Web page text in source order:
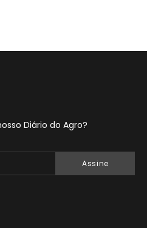
Diário do Agro?
Assine